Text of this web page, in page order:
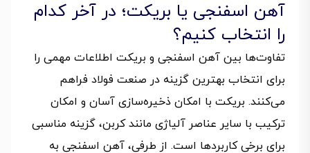
آهن اسفنجی یا بریکت؛ در آخر کدام
را انتخاب کنیم؟
تفاوت‌ها بین آهن اسفنجی و بریکت اطلاعات مهمی را
برای انتخاب بهترین گزینه در صنعت فولاد فراهم
می‌کنند. بریکت با امکان ذخیره‌سازی آسان و امکان
ترکیب با سایر عناصر آلیاژی مانند کربن، گزینه مناسبی
برای برخی کاربردها است. از طرفی، آهن اسفنجی به